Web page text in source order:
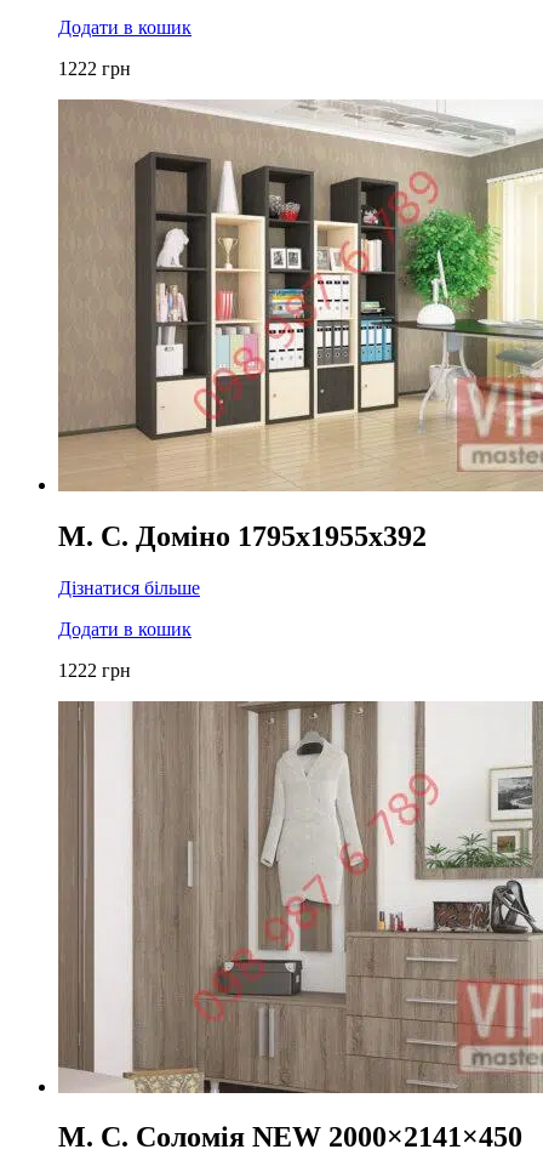
Додати в кошик
1222 грн
М. С. Доміно 1795x1955x392
Дізнатися більше
Додати в кошик
1222 грн
М. С. Соломія NEW 2000×2141×450